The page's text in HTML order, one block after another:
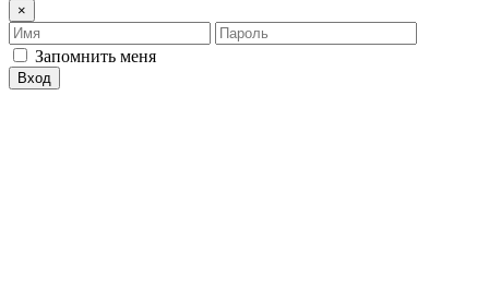
×
Имя
Пароль
Запомнить меня
Вход